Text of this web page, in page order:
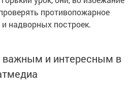
противопожарное
надворных построек.
и интересным в